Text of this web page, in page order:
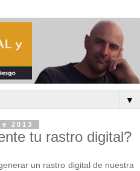
▼
2013
tu rastro digital?
un rastro digital de nuestra